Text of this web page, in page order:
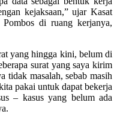
kejaksaan,” ujar Kasat
di ruang kerjanya,
yang hingga kini, belum di
surat yang saya kirim
tidak masalah, sebab masih
pakai untuk dapat bekerja
– kasus yang belum ada